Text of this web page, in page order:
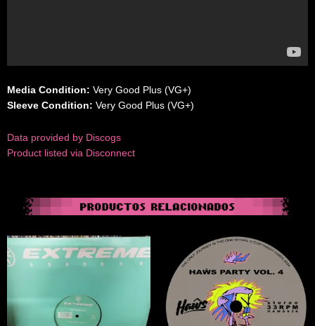
Media Condition: Very Good Plus (VG+)
Sleeve Condition: Very Good Plus (VG+)
Data provided by Discogs
Product listed via Disconnect